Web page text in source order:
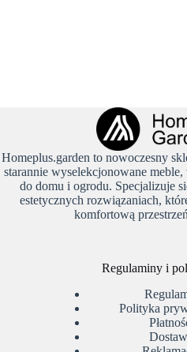
Homeplus.garden to nowoczesny
starannie wyselekcjonowane
do domu i ogrodu. Specjalizuje
estetycznych rozwiązaniach,
komfortową
Regulaminy i
Polityka